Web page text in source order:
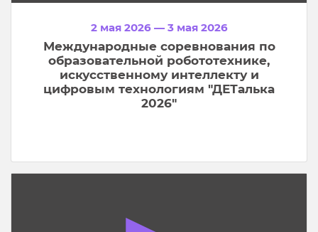
2 мая 2026 — 3 мая 2026
Международные соревнования по
образовательной робототехнике,
искусственному интеллекту и
цифровым технологиям "ДЕТалька
2026"